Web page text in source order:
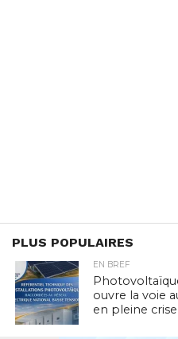
PLUS POPULAIRES
EN BREF
ouvre la voie
en pleine